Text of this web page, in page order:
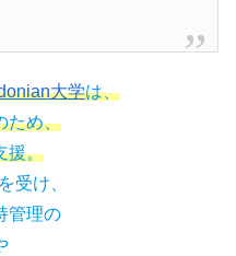
大学は、
ため、
援。
受け、
管理の